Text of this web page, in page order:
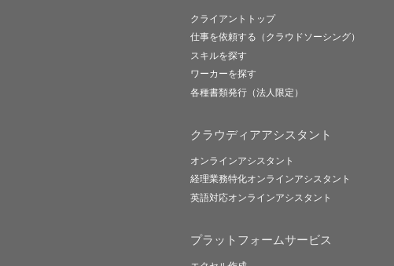
クライアントトップ
仕事を依頼する（クラウドソーシング）
スキルを探す
ワーカーを探す
各種書類発行（法人限定）
クラウディアアシスタント
オンラインアシスタント
経理業務特化オンラインアシスタント
英語対応オンラインアシスタント
プラットフォームサービス